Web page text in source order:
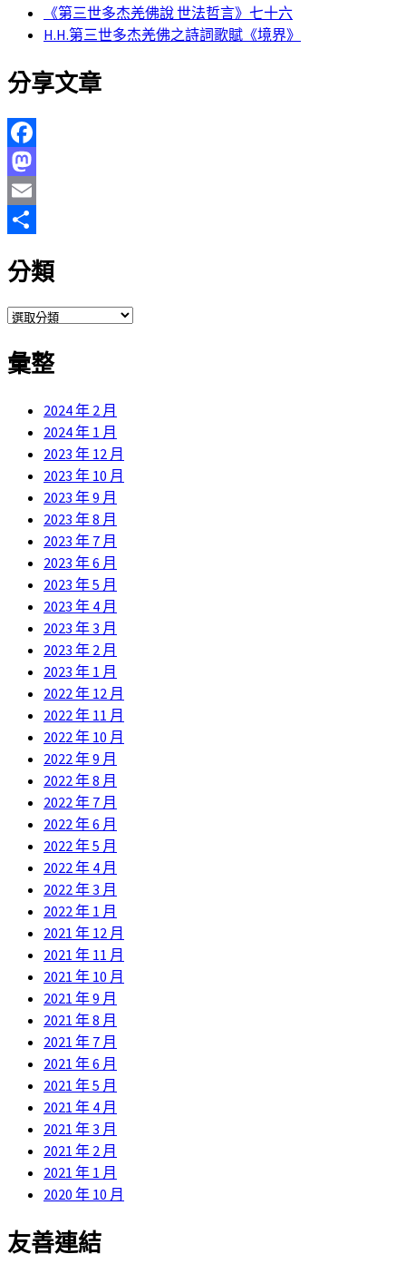
《第三世多杰羌佛說 世法哲言》七十六
H.H.第三世多杰羌佛之詩詞歌賦《境界》
分享文章
Facebook
Mastodon
Email
享
分類
分
彙整
2024 年 2 月
2024 年 1 月
2023 年 12 月
2023 年 10 月
2023 年 9 月
2023 年 8 月
2023 年 7 月
2023 年 6 月
2023 年 5 月
2023 年 4 月
2023 年 3 月
2023 年 2 月
2023 年 1 月
2022 年 12 月
2022 年 11 月
2022 年 10 月
2022 年 9 月
2022 年 8 月
2022 年 7 月
2022 年 6 月
2022 年 5 月
2022 年 4 月
2022 年 3 月
2022 年 1 月
2021 年 12 月
2021 年 11 月
2021 年 10 月
2021 年 9 月
2021 年 8 月
2021 年 7 月
2021 年 6 月
2021 年 5 月
2021 年 4 月
2021 年 3 月
2021 年 2 月
2021 年 1 月
2020 年 10 月
友善連結